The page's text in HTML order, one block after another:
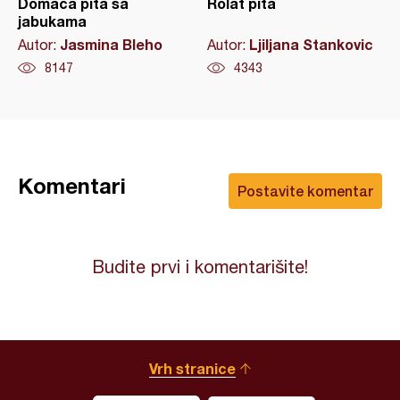
jabukama
Autor: Jasmina Bleho
8147
Autor: Ljiljana Stankovic
4343
Postavite komentar
Komentari
Budite prvi i komentarišite!
Vrh stranice